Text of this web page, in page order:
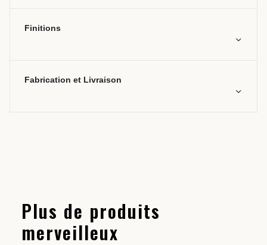
Finitions
Fabrication et Livraison
Plus de produits
merveilleux